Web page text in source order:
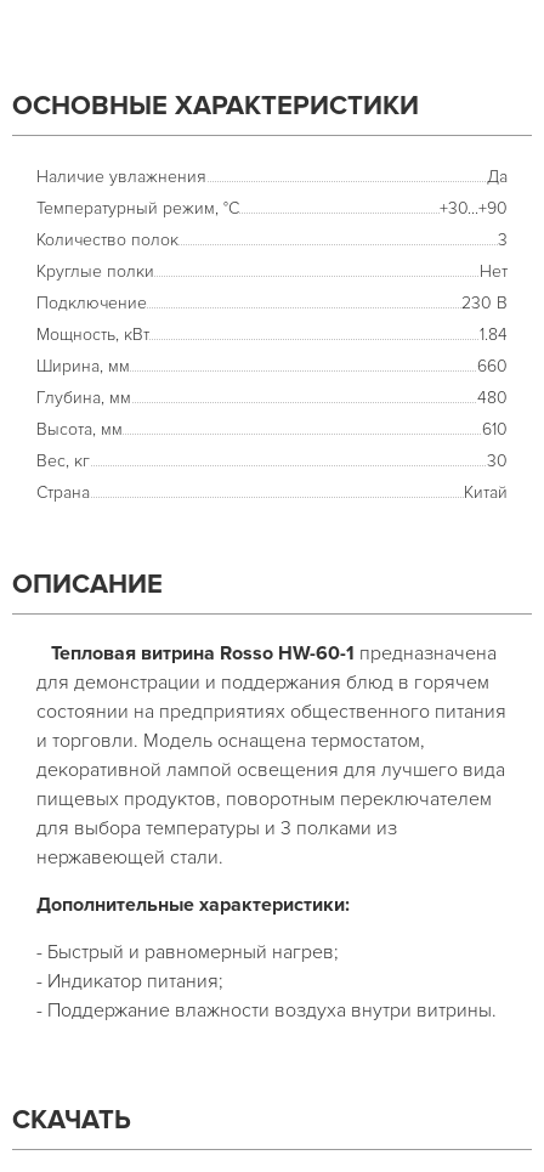
ОСНОВНЫЕ ХАРАКТЕРИСТИКИ
Наличие увлажнения
Да
Температурный режим, °С
+30...+90
Количество полок
3
Круглые полки
Нет
Подключение
230 В
Мощность, кВт
1.84
Ширина, мм
660
Глубина, мм
480
Высота, мм
610
Вес, кг
30
Страна
Китай
ОПИСАНИЕ
Тепловая витрина Rosso HW-60-1 предназначена
для демонстрации и поддержания блюд в горячем
состоянии на предприятиях общественного питания
и торговли. Модель оснащена термостатом,
декоративной лампой освещения для лучшего вида
пищевых продуктов, поворотным переключателем
для выбора температуры и 3 полками из
нержавеющей стали.
Дополнительные характеристики:
- Быстрый и равномерный нагрев;
- Индикатор питания;
- Поддержание влажности воздуха внутри витрины.
СКАЧАТЬ